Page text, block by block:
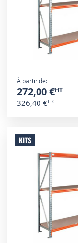
À partir de
272,00 €
326,40 €
KITS